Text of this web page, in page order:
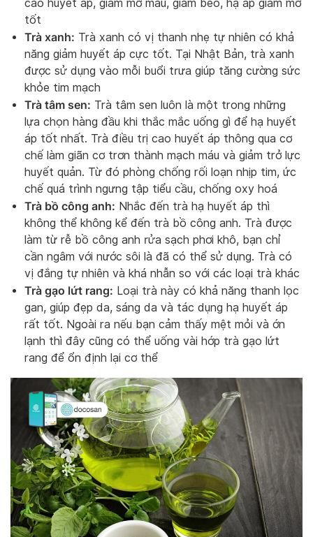
cao huyết áp, giảm mỡ máu, giảm béo, hạ áp giảm mỡ
tốt
Trà xanh: Trà xanh có vị thanh nhẹ tự nhiên có khả
năng giảm huyết áp cực tốt. Tại Nhật Bản, trà xanh
được sử dụng vào mỗi buổi trưa giúp tăng cường sức
khỏe tim mạch
Trà tâm sen: Trà tâm sen luôn là một trong những
lựa chọn hàng đầu khi thắc mắc uống gì để hạ huyết
áp tốt nhất. Trà điều trị cao huyết áp thông qua cơ
chế làm giãn cơ trơn thành mạch máu và giảm trở lực
huyết quản. Từ đó phòng chống rối loạn nhịp tim, ức
chế quá trình ngưng tập tiểu cầu, chống oxy hoá
Trà bồ công anh: Nhắc đến trà hạ huyết áp thì
không thể không kể đến trà bồ công anh. Trà được
làm từ rễ bồ công anh rửa sạch phơi khô, bạn chỉ
cần ngâm với nước sôi là đã có thể sử dụng. Trà có
vị đắng tự nhiên và khá nhẫn so với các loại trà khác
Trà gạo lứt rang: Loại trà này có khả năng thanh lọc
gan, giúp đẹp da, sáng da và tác dụng hạ huyết áp
rất tốt. Ngoài ra nếu bạn cảm thấy mệt mỏi và ớn
lạnh thì đây cũng có thể uống vài hớp trà gạo lứt
rang để ổn định lại cơ thể